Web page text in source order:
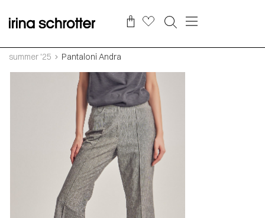
summer '25 Pantaloni Andra